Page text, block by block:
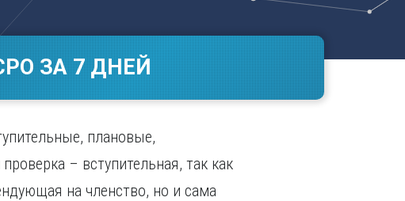
Саратов
Севастополь
Симферополь
Смоленск
Сочи
Чебоксары
Челябинск
Череповец
Чита
ЗА 7 ДНЕЙ
плановые,
– вступительная, так как
на членство, но и сама